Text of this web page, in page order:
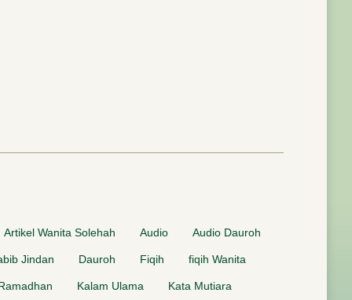
Artikel Wanita Solehah Audio Audio Dauroh
Jindan Dauroh Fiqih fiqih Wanita
Kalam Ulama Kata Mutiara